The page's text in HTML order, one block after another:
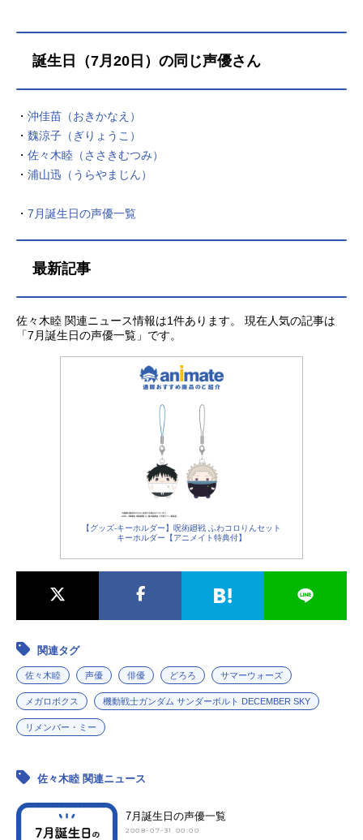
子おばあちゃん：磯辺万沙子お父さ
コ：大方斐紗子フリーダ・カーロ：
渡辺直美スタッフ監督：リー・アン
クリッチ共同監督：エイドリアン・
脚本：エイドリアン・モリーナ、マ
誕生日（7月20日）の同じ声優さん
・ 沖佳苗（おきかなえ）
・ 魏涼子（ぎりょうこ）
・ 佐々木睦（ささきむつみ）
・ 浦山迅（うらやまじん）
・ 7月誕生日の声優一覧
最新記事
佐々木睦 関連ニュース情報は1件あります。 現在人気の記事は
「7月誕生日の声優一覧」です。
【グッズ-キーホルダー】呪術廻戦 ふわコロりんセット
キーホルダー【アニメイト特典付】
関連タグ
佐々木睦 声優 俳優 どろろ サマーウォーズ
メガロボクス 機動戦士ガンダム サンダーボルト DECEMBER SKY
リメンバー・ミー
佐々木睦 関連ニュース
7月誕生日の声優一覧
2008-07-31 00:00